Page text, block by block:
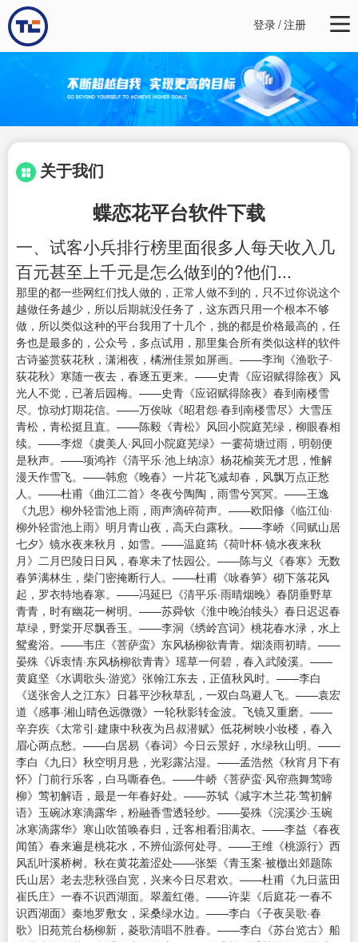
登录/注册
关于我们
蝶恋花平台软件下载
一、试客小兵排行榜里面很多人每天收入几
百元甚至上千元是怎么做到的?他们...
那里的都一些网红们找人做的，正常人做不到的，只不过你说这个
越做任务越少，所以后期就没任务了，这东西只用一个根本不够
做，所以类似这种的平台我用了十几个，挑的都是价格最高的，任
务也是最多的，公众号，多点试用，那里集合所有类似这样的软件
古诗鉴赏荻花秋，潇湘夜，橘洲佳景如屏画。——李珣《渔歌子·
荻花秋》寒随一夜去，春逐五更来。——史青《应诏赋得除夜》风
光人不觉，已著后园梅。——史青《应诏赋得除夜》春到南楼雪
尽。惊动灯期花信。——万俟咏《昭君怨·春到南楼雪尽》大雪压
青松，青松挺且直。——陈毅《青松》风回小院庭芜绿，柳眼春相
续。——李煜《虞美人·风回小院庭芜绿》一霎荷塘过雨，明朝便
是秋声。——项鸿祚《清平乐·池上纳凉》杨花榆荚无才思，惟解
漫天作雪飞。——韩愈《晚春》一片花飞减却春，风飘万点正愁
人。——杜甫《曲江二首》冬夜兮陶陶，雨雪兮冥冥。——王逸
《九思》柳外轻雷池上雨，雨声滴碎荷声。——欧阳修《临江仙·
柳外轻雷池上雨》明月青山夜，高天白露秋。——李峤《同赋山居
七夕》镜水夜来秋月，如雪。——温庭筠《荷叶杯·镜水夜来秋
月》二月巴陵日日风，春寒未了怯园公。——陈与义《春寒》无数
春笋满林生，柴门密掩断行人。——杜甫《咏春笋》砌下落花风
起，罗衣特地春寒。——冯延巳《清平乐·雨晴烟晚》春阴垂野草
青青，时有幽花一树明。——苏舜钦《淮中晚泊犊头》春日迟迟春
草绿，野棠开尽飘香玉。——李洞《绣岭宫词》桃花春水渌，水上
鸳鸯浴。——韦庄《菩萨蛮》东风杨柳欲青青。烟淡雨初晴。——
晏殊《诉衷情·东风杨柳欲青青》瑶草一何碧，春入武陵溪。——
黄庭坚《水调歌头·游览》张翰江东去，正值秋风时。——李白
《送张舍人之江东》日暮平沙秋草乱，一双白鸟避人飞。——袁宏
道《感事·湘山晴色远微微》一轮秋影转金波。飞镜又重磨。——
辛弃疾《太常引·建康中秋夜为吕叔潜赋》低花树映小妆楼，春入
眉心两点愁。——白居易《春词》今日云景好，水绿秋山明。——
李白《九日》秋空明月悬，光彩露沾湿。——孟浩然《秋宵月下有
怀》门前行乐客，白马嘶春色。——牛峤《菩萨蛮·风帘燕舞莺啼
柳》莺初解语，最是一年春好处。——苏轼《减字木兰花·莺初解
语》玉碗冰寒滴露华，粉融香雪透轻纱。——晏殊《浣溪沙·玉碗
冰寒滴露华》寒山吹笛唤春归，迁客相看泪满衣。——李益《春夜
闻笛》春来遍是桃花水，不辨仙源何处寻。——王维《桃源行》西
风乱叶溪桥树。秋在黄花羞涩处——张榘《青玉案·被檄出郊题陈
氏山居》老去悲秋强自宽，兴来今日尽君欢。——杜甫《九日蓝田
崔氏庄》一春不识西湖面。翠羞红倦。——许棐《后庭花·一春不
识西湖面》秦地罗敷女，采桑绿水边。——李白《子夜吴歌·春
歌》旧苑荒台杨柳新，菱歌清唱不胜春。——李白《苏台览古》船